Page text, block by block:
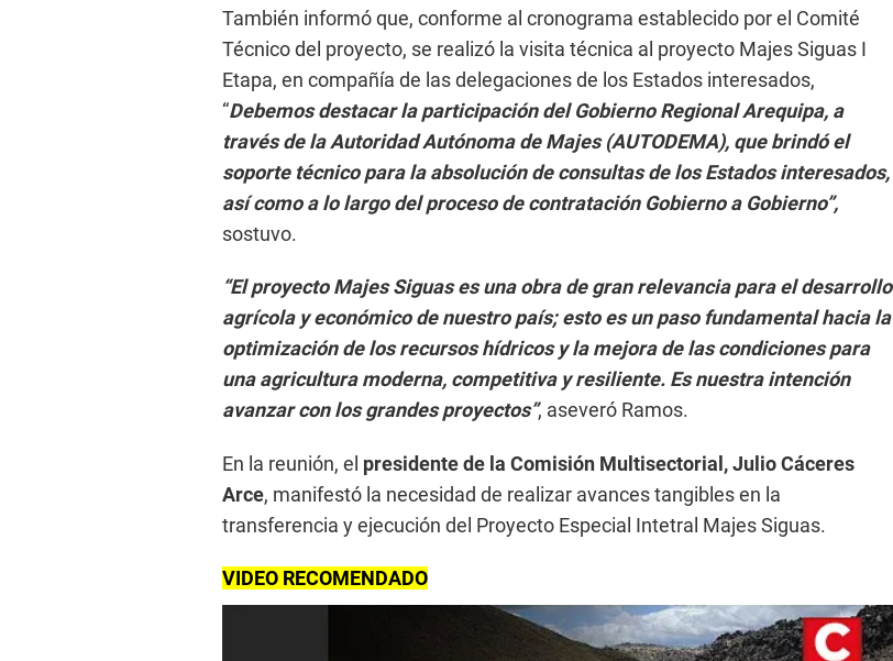
También informó que, conforme al cronograma establecido por el Comité
Técnico del proyecto, se realizó la visita técnica al proyecto Majes Siguas I
Etapa, en compañía de las delegaciones de los Estados interesados,
“Debemos destacar la participación del Gobierno Regional Arequipa, a
través de la Autoridad Autónoma de Majes (AUTODEMA), que brindó el
soporte técnico para la absolución de consultas de los Estados interesados,
así como a lo largo del proceso de contratación Gobierno a Gobierno”,
sostuvo.
“El proyecto Majes Siguas es una obra de gran relevancia para el desarrollo
agrícola y económico de nuestro país; esto es un paso fundamental hacia la
optimización de los recursos hídricos y la mejora de las condiciones para
una agricultura moderna, competitiva y resiliente. Es nuestra intención
avanzar con los grandes proyectos”, aseveró Ramos.
En la reunión, el presidente de la Comisión Multisectorial, Julio Cáceres
Arce, manifestó la necesidad de realizar avances tangibles en la
transferencia y ejecución del Proyecto Especial Intetral Majes Siguas.
VIDEO RECOMENDADO